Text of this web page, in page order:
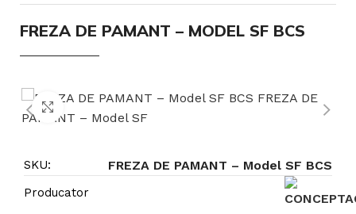
FREZA DE PAMANT – MODEL SF BCS
SKU: FREZA DE PAMANT – Model SF BCS
Producator